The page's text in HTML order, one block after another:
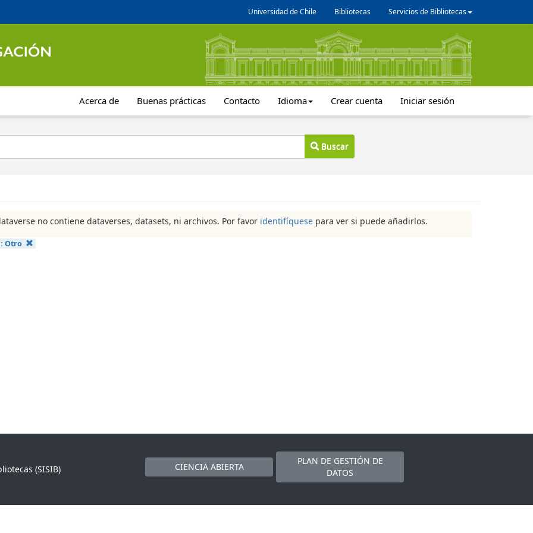
Universidad de Chile Bibliotecas Servicios de Bibliotecas
Acerca de Buenas prácticas Contacto Idioma Crear cuenta Iniciar sesión
Buscar
no contiene dataverses, datasets, ni archivos. Por favor identifíquese para ver si puede añadirlos.
Otro
(SISIB)
CIENCIA ABIERTA
PLAN DE GESTIÓN DE
DATOS